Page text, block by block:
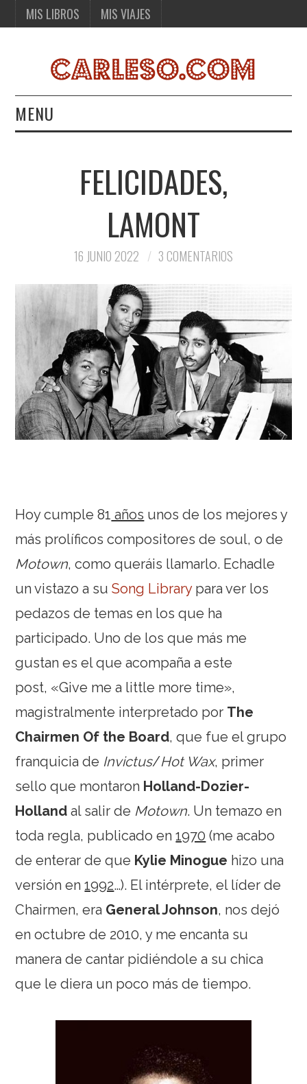
MIS LIBROS MIS VIAJES
MENU
MIS VIAJESFELICIDADES,
LAMONT
16 JUNIO 2022 3 COMENTARIOS
Hoy cumple 81 años unos de los mejores y
más prolíficos compositores de soul, o de
Motown, como queráis llamarlo. Echadle
un vistazo a suSong Librarypara ver los
pedazos de temas en los que ha
participado. Uno de los que más me
gustan es el que acompaña a este
post, «Give me a little more time»,
magistralmente interpretado por The
Chairmen Of the Board, que fue el grupo
franquicia de Invictus/Hot Wax, primer
sello que montaron Holland-Dozier-
Holland al salir de Motown. Un temazo en
toda regla, publicado en1970 (me acabo
de enterar de que Kylie Minogue hizo una
versión en1992…). El intérprete, el líder de
Chairmen, era General Johnson, nos dejó
en octubre de 2010, y me encanta su
manera de cantar pidiéndole a su chica
que le diera un poco más de tiempo.